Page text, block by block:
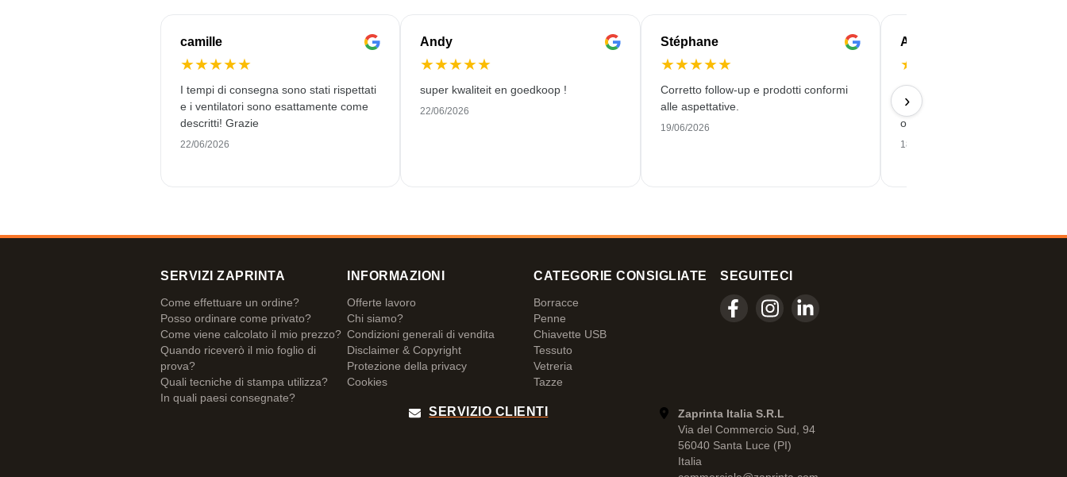
camille
★★★★★
I tempi di consegna sono stati rispettati
e i ventilatori sono esattamente come
descritti! Grazie
22/06/2026
Andy
★★★★★
super kwaliteit en goedkoop !
22/06/2026
Stéphane
★★★★★
Corretto follow-up e prodotti conformi
alle aspettative.
19/06/2026
Anne-Marie
★
Ordine semplice, buon prezzo e
consegna puntuale con una
ottima qualità!
18/06/2026
›
SERVIZI ZAPRINTA
Come effettuare un ordine?
Posso ordinare come privato?
Come viene calcolato il mio prezzo?
Quando riceverò il mio foglio di
prova?
Quali tecniche di stampa utilizza?
In quali paesi consegnate?
INFORMAZIONI
Offerte lavoro
Chi siamo?
Condizioni generali di vendita
Disclaimer & Copyright
Protezione della privacy
Cookies
CATEGORIE CONSIGLIATE
Borracce
Penne
Chiavette USB
Tessuto
Vetreria
Tazze
SEGUITECI
SERVIZIO CLIENTI
Zaprinta Italia S.R.L
Via del Commercio Sud, 94
56040 Santa Luce (PI)
Italia